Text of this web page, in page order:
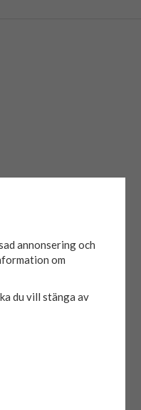
annonsering och
om
du vill stänga av